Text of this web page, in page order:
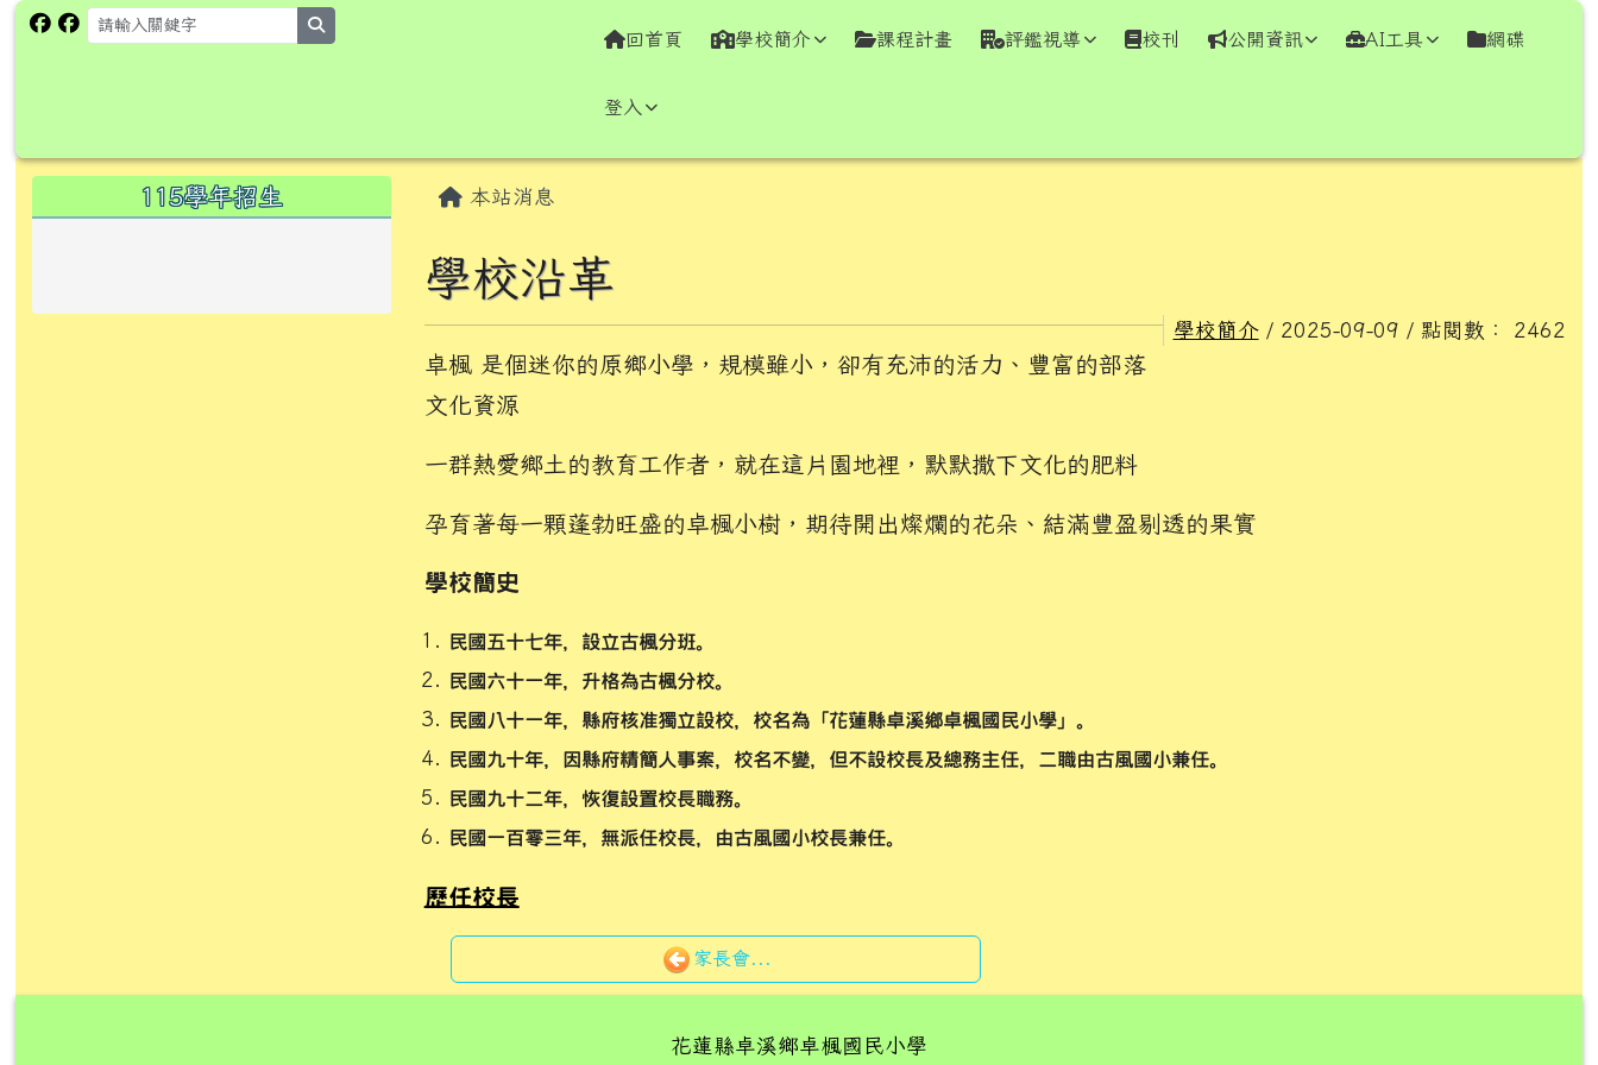
跳至主內容區
花蓮縣卓溪鄉卓楓國民小學全球資訊網
回首頁 學校簡介 課程計畫 評鑑視導 校刊 公開資訊 AI工具 網碟
登入
左邊區域內容
115學年招生 主內容區域
本站消息
學校沿革
學校簡介/ 2025-09-09 / 點閱數： 2462
卓楓 是個迷你的原鄉小學，規模雖小，卻有充沛的活力、豐富的部落
文化資源
一群熱愛鄉土的教育工作者，就在這片園地裡，默默撒下文化的肥料
孕育著每一顆蓬勃旺盛的卓楓小樹，期待開出燦爛的花朵、結滿豐盈剔透的果實
學校簡史
民國五十七年，設立古楓分班。
民國六十一年，升格為古楓分校。
民國八十一年，縣府核准獨立設校，校名為「花蓮縣卓溪鄉卓楓國民小學」。
民國九十年，因縣府精簡人事案，校名不變，但不設校長及總務主任，二職由古風國小兼任。
民國九十二年，恢復設置校長職務。
民國一百零三年，無派任校長，由古風國小校長兼任。
歷任校長
家長會...
頁尾區域
花蓮縣卓溪鄉卓楓國民小學